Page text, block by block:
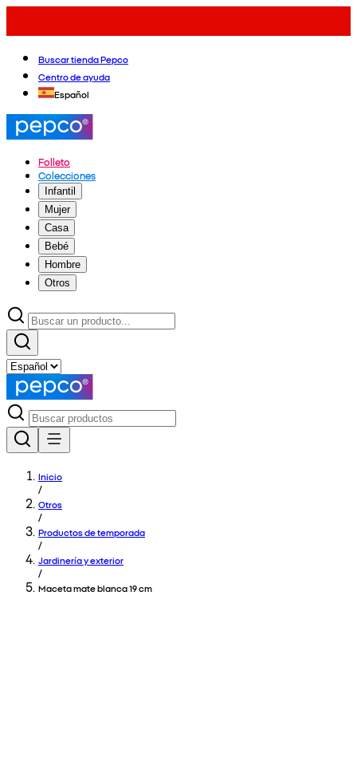
Buscar tienda Pepco
Centro de ayuda
Español
Folleto
Colecciones
Infantil
Mujer
Casa
Bebé
Hombre
Otros
Inicio
/
Otros
/
Productos de temporada
/
Jardinería y exterior
/
Maceta mate blanca 19 cm